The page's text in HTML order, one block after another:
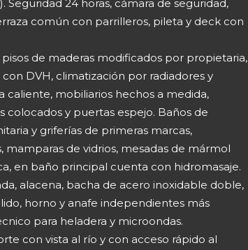
Seguridad 24 horas, cámara de seguridad,
común con parrilleros, pileta y deck con
de maderas modificados por propietaria,
DVH, climatización por radiadores y
caliente, mobiliarios hechos a medida,
colocados y puertas espejo. Baños de
y griferías de primeras marcas,
mamparas de vidrios, mesadas de mármol
en baño principal cuenta con hidromasaje.
alacena, bacha de acero inoxidable doble,
horno y anafe independientes más
para heladera y microondas.
con vista al río y con acceso rápido al